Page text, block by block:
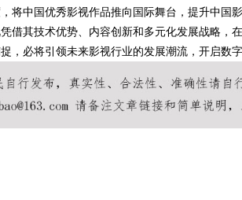
将中国优秀影视作品推向国际舞台，提升中国
借其技术优势、内容创新和多元化发展战略，
，必将引领未来影视行业的发展潮流，开启数